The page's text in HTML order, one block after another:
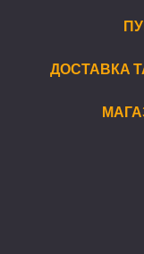
ДОСТАВКА